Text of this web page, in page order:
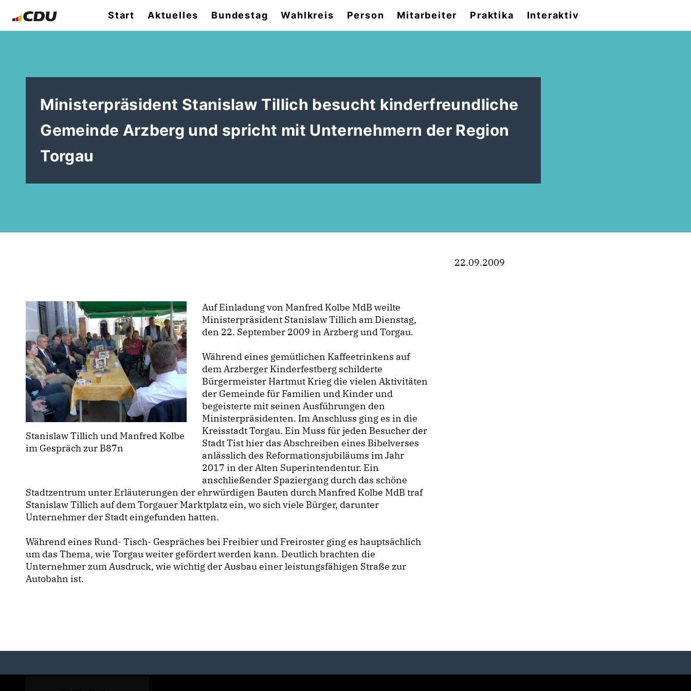
Start Aktuelles Bundestag Wahlkreis Person Mitarbeiter Praktika Interaktiv
Ministerpräsident Stanislaw Tillich besucht kinderfreundliche
Gemeinde Arzberg und spricht mit Unternehmern der Region
Torgau
Stanislaw Tillich und Manfred Kolbe
im Gespräch zur B87n
Auf Einladung von Manfred Kolbe MdB weilte
Ministerpräsident Stanislaw Tillich am Dienstag,
den 22. September 2009 in Arzberg und Torgau.
Während eines gemütlichen Kaffeetrinkens auf
dem Arzberger Kinderfestberg schilderte
Bürgermeister Hartmut Krieg die vielen Aktivitäten
der Gemeinde für Familien und Kinder und
begeisterte mit seinen Ausführungen den
Ministerpräsidenten. Im Anschluss ging es in die
Kreisstadt Torgau. Ein Muss für jeden Besucher der
Stadt Tist hier das Abschreiben eines Bibelverses
anlässlich des Reformationsjubiläums im Jahr
2017 in der Alten Superintendentur. Ein
anschließender Spaziergang durch das schöne
Stadtzentrum unter Erläuterungen der ehrwürdigen Bauten durch Manfred Kolbe MdB traf
Stanislaw Tillich auf dem Torgauer Marktplatz ein, wo sich viele Bürger, darunter
Unternehmer der Stadt eingefunden hatten.
Während eines Rund- Tisch- Gespräches bei Freibier und Freiroster ging es hauptsächlich
um das Thema, wie Torgau weiter gefördert werden kann. Deutlich brachten die
Unternehmer zum Ausdruck, wie wichtig der Ausbau einer leistungsfähigen Straße zur
Autobahn ist.
22.09.2009